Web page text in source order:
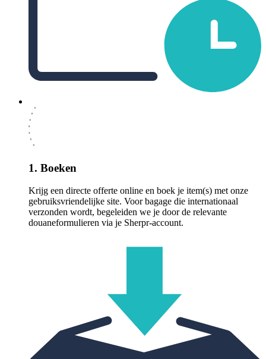
1. Boeken
Krijg een directe offerte online en boek je item(s) met onze
gebruiksvriendelijke site. Voor bagage die internationaal
verzonden wordt, begeleiden we je door de relevante
douaneformulieren via je Sherpr-account.